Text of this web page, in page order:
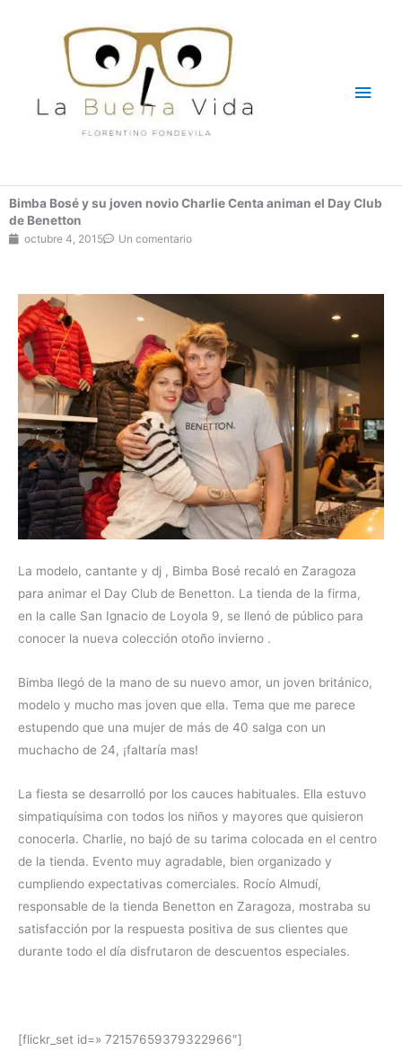
Bimba Bosé y su joven novio Charlie Centa animan el Day Club
de Benetton
octubre 4, 2015 Un comentario
La modelo, cantante y dj , Bimba Bosé recaló en Zaragoza
para animar el Day Club de Benetton. La tienda de la firma,
en la calle San Ignacio de Loyola 9, se llenó de público para
conocer la nueva colección otoño invierno .
Bimba llegó de la mano de su nuevo amor, un joven británico,
modelo y mucho mas joven que ella. Tema que me parece
estupendo que una mujer de más de 40 salga con un
muchacho de 24, ¡faltaría mas!
La fiesta se desarrolló por los cauces habituales. Ella estuvo
simpatiquísima con todos los niños y mayores que quisieron
conocerla. Charlie, no bajó de su tarima colocada en el centro
de la tienda. Evento muy agradable, bien organizado y
cumpliendo expectativas comerciales. Rocío Almudí,
responsable de la tienda Benetton en Zaragoza, mostraba su
satisfacción por la respuesta positiva de sus clientes que
durante todo el día disfrutaron de descuentos especiales.
[flickr_set id=» 72157659379322966″]